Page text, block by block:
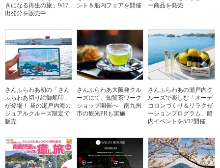
きになる再生の旅」9/17
出発分を販売中
ント＆船内フェアを開催
ー商品を発売
さんふらわあ初の「さん
ふらわあ切り絵御船印」
が登場！ 昼の瀬戸内海カ
ジュアルクルーズ限定で
販売
さんふらわあ大阪発クル
ーズにて、知覧茶ワーク
ショップ開催へ 南九州
市の観光PRも実施
さんふらわあの瀬戸内ク
ルーズで楽しむ「オーデ
コロンづくり＆リラクゼ
ーションプログラム」船
内イベントを5/17開催